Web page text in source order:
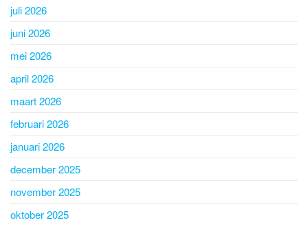
juli 2026
juni 2026
mei 2026
april 2026
maart 2026
februari 2026
januari 2026
december 2025
november 2025
oktober 2025